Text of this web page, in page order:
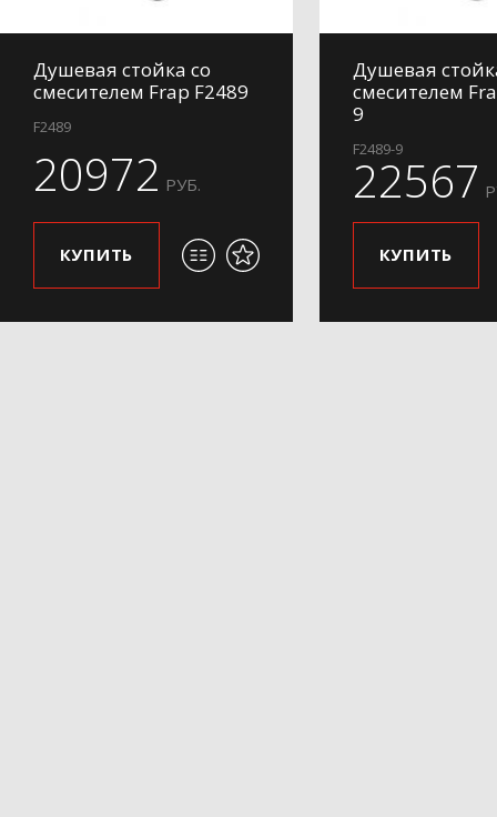
Душевая стойка со
смесителем Frap F2489
F2489
20972 РУБ.
КУПИТЬ
Душевая
смесителем
9
F2489-9
22567
КУПИТЬ